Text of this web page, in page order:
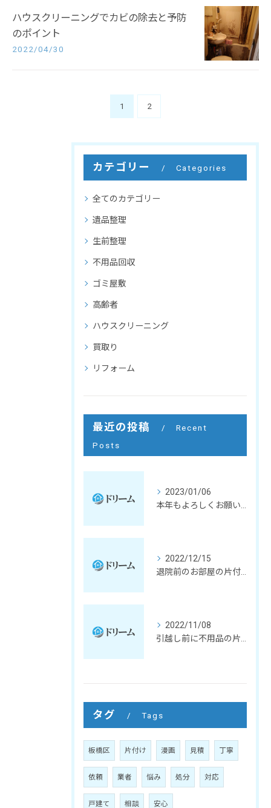
ハウスクリーニングでカビの除去と予防
のポイント
2022/04/30
1 2
カテゴリー Categories
全てのカテゴリー
遺品整理
生前整理
不用品回収
ゴミ屋敷
高齢者
ハウスクリーニング
買取り
リフォーム
最近の投稿
Recent
Posts
2023/01/06
2022/12/15
2022/11/08
タグ Tags
板橋区 片付け 漫画 見積 丁寧
依頼 業者 悩み 処分 対応
戸建て 相談 安心